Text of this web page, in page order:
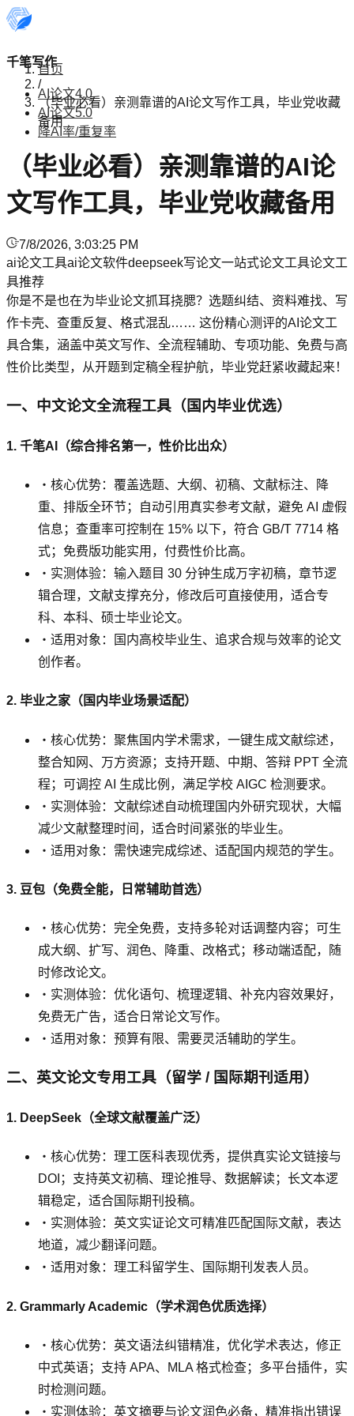
千笔写作
AI论文4.0
AI论文5.0
降AI率/重复率
首页
/
（毕业必看）亲测靠谱的AI论文写作工具，毕业党收藏
备用
（毕业必看）亲测靠谱的AI论
文写作工具，毕业党收藏备用
7/8/2026, 3:03:25 PM
ai论文工具ai论文软件deepseek写论文一站式论文工具论文工
具推荐
你是不是也在为毕业论文抓耳挠腮？选题纠结、资料难找、写
作卡壳、查重反复、格式混乱…… 这份精心测评的AI论文工
具合集，涵盖中英文写作、全流程辅助、专项功能、免费与高
性价比类型，从开题到定稿全程护航，毕业党赶紧收藏起来！
一、中文论文全流程工具（国内毕业优选）
1. 千笔AI（综合排名第一，性价比出众）
・核心优势：覆盖选题、大纲、初稿、文献标注、降
重、排版全环节；自动引用真实参考文献，避免 AI 虚假
信息；查重率可控制在 15% 以下，符合 GB/T 7714 格
式；免费版功能实用，付费性价比高。
・实测体验：输入题目 30 分钟生成万字初稿，章节逻
辑合理，文献支撑充分，修改后可直接使用，适合专
科、本科、硕士毕业论文。
・适用对象：国内高校毕业生、追求合规与效率的论文
创作者。
2. 毕业之家（国内毕业场景适配）
・核心优势：聚焦国内学术需求，一键生成文献综述，
整合知网、万方资源；支持开题、中期、答辩 PPT 全流
程；可调控 AI 生成比例，满足学校 AIGC 检测要求。
・实测体验：文献综述自动梳理国内外研究现状，大幅
减少文献整理时间，适合时间紧张的毕业生。
・适用对象：需快速完成综述、适配国内规范的学生。
3. 豆包（免费全能，日常辅助首选）
・核心优势：完全免费，支持多轮对话调整内容；可生
成大纲、扩写、润色、降重、改格式；移动端适配，随
时修改论文。
・实测体验：优化语句、梳理逻辑、补充内容效果好，
免费无广告，适合日常论文写作。
・适用对象：预算有限、需要灵活辅助的学生。
二、英文论文专用工具（留学 / 国际期刊适用）
1. DeepSeek（全球文献覆盖广泛）
・核心优势：理工医科表现优秀，提供真实论文链接与
DOI；支持英文初稿、理论推导、数据解读；长文本逻
辑稳定，适合国际期刊投稿。
・实测体验：英文实证论文可精准匹配国际文献，表达
地道，减少翻译问题。
・适用对象：理工科留学生、国际期刊发表人员。
2. Grammarly Academic（学术润色优质选择）
・核心优势：英文语法纠错精准，优化学术表达，修正
中式英语；支持 APA、MLA 格式检查；多平台插件，实
时检测问题。
・实测体验：英文摘要与论文润色必备，精准指出错误